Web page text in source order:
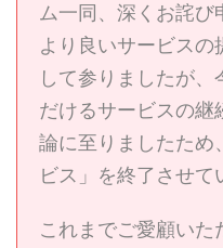
ム一同、深くお詫び
より良いサービスの
して参りましたが
だけるサービスの継
論に至りましたため
ビス」を終了させて
これまでご愛顧い